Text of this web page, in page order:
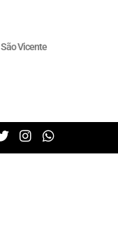
São Vicente